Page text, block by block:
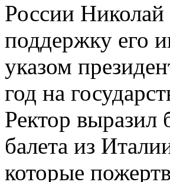
России Николай
поддержку его
указом
год на
Ректор выразил
балета из
которые